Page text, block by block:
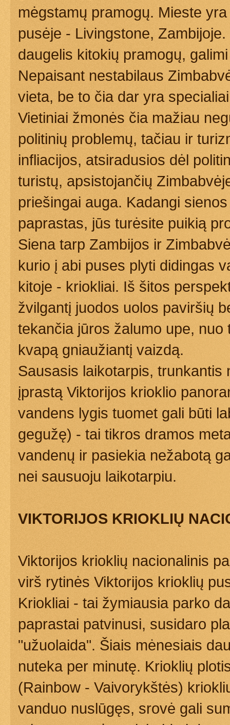
mėgstamų pramogų. Mieste
pusėje - Livingstone,
daugelis kitokių pramogų,
Nepaisant nestabilaus
vieta, be to čia dar yra
Vietiniai žmonės čia mažiau
politinių problemų, tačiau ir
infliacijos, atsiradusios dėl
turistų, apsistojančių
priešingai auga. Kadangi
paprastas, jūs turėsite puikią
Siena tarp Zambijos ir
kurio į abi puses plyti didingas
kitoje - kriokliai. Iš šitos
žvilgantį juodos uolos paviršių
tekančia jūros žalumo upe,
kvapą gniaužiantį vaizdą.
Sausasis laikotarpis, trunkantis
įprastą Viktorijos krioklio
vandens lygis tuomet gali būti
gegužę) - tai tikros dramos
vandenų ir pasiekia nežabotą
nei sausuoju laikotarpiu.
VIKTORIJOS KRIOKLIŲ
Viktorijos krioklių nacionalinis
virš rytinės Viktorijos krioklių
Kriokliai - tai žymiausia parko
paprastai patvinusi, susidaro
"užuolaida". Šiais mėnesiais
nuteka per minutę. Krioklių
(Rainbow - Vaivorykštės)
vanduo nuslūgęs, srovė gali